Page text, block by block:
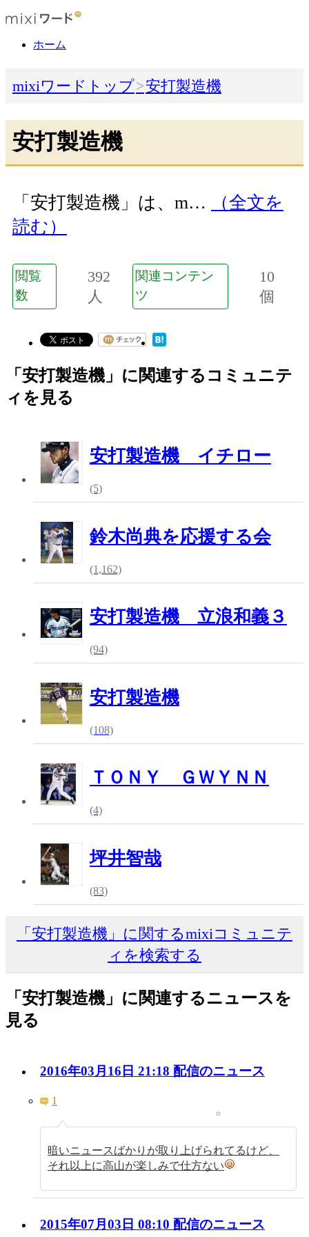
ホーム
mixiワードトップ 安打製造機
安打製造機
「安打製造機」は、m…
（全文を
読む）
閲覧
数
392
人
関連コンテン
ツ
10
個
「安打製造機」に関連するコミュニテ
ィを見る
安打製造機 イチロー
(5)
鈴木尚典を応援する会
(1,162)
安打製造機 立浪和義３
(94)
安打製造機
(108)
ＴＯＮＹ ＧＷＹＮＮ
(4)
坪井智哉
(83)
「安打製造機」に関するmixiコミュニテ
ィを検索する
「安打製造機」に関連するニュースを
見る
2016年03月16日 21:18 配信のニュース
1
暗いニュースばかりが取り上げられてるけど、
それ以上に高山が楽しみで仕方ない
2015年07月03日 08:10 配信のニュース